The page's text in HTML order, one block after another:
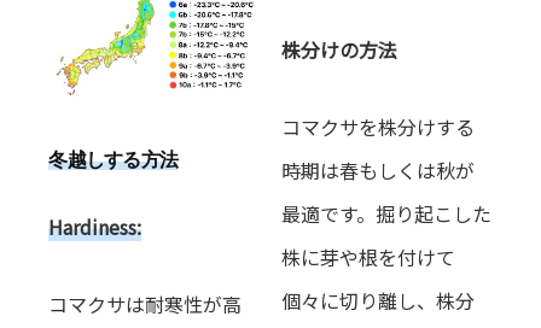
冬越しする方法
Hardiness:
コマクサは耐寒性が高
株分けの方法
コマクサを株分けする
時期は春もしくは秋が
最適です。掘り起こした
株に芽や根を付けて
個々に切り離し、株分